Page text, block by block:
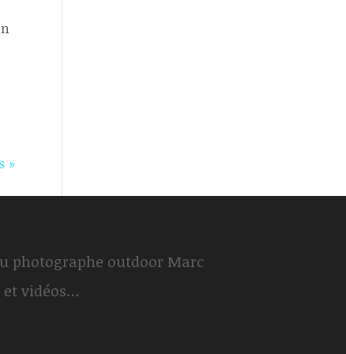
»
du photographe outdoor Marc
et vidéos…